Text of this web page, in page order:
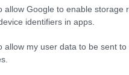
allow Google to enable storage
identifiers in apps.
allow my user data to be sent
rögzíti azt a különös
különös feszültségét
volna meglepő: a
mint kedves